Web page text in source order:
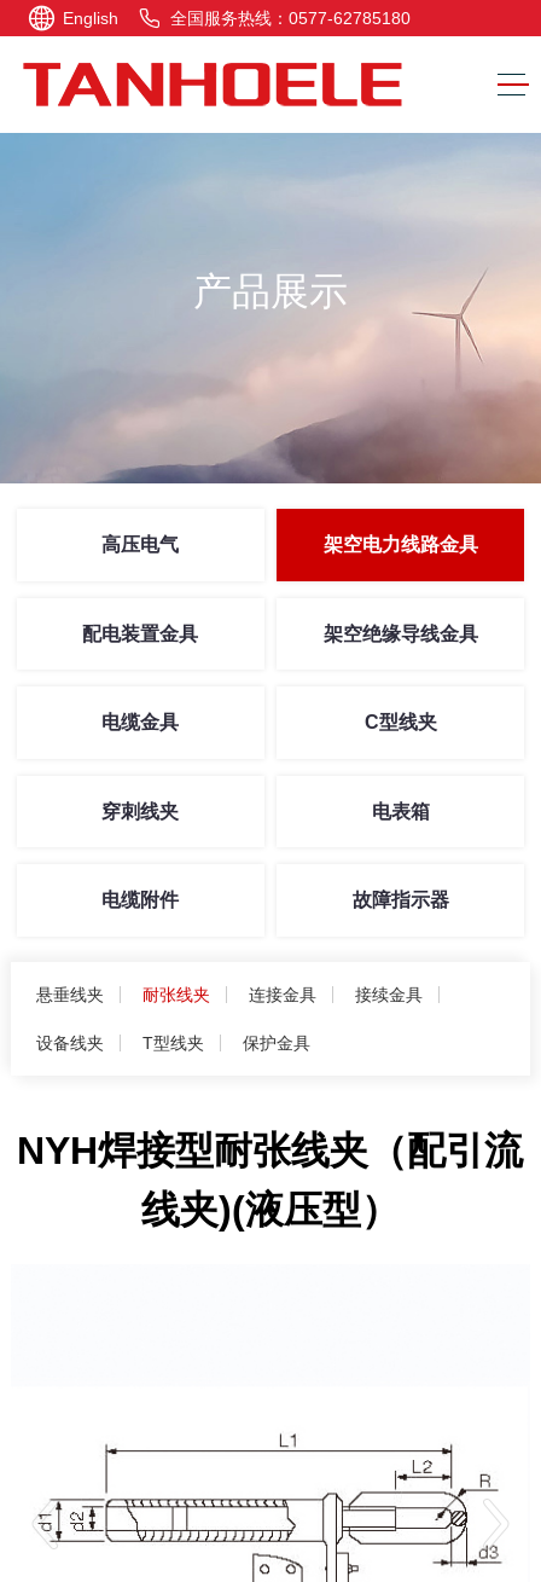
English 全国服务热线：0577-62785180
产品展示
高压电气 架空电力线路金具
配电装置金具 架空绝缘导线金具
电缆金具 C型线夹
穿刺线夹 电表箱
电缆附件 故障指示器
悬垂线夹 耐张线夹 连接金具 接续金具
设备线夹 T型线夹 保护金具
NYH焊接型耐张线夹（配引流
线夹)(液压型）